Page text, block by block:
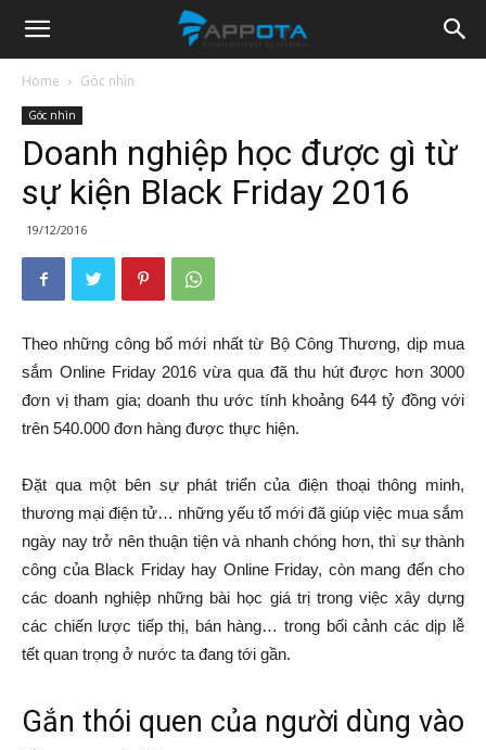
Appota
News
Home Góc nhìn
Góc nhìn
Doanh nghiệp học được gì từ
sự kiện Black Friday 2016
19/12/2016
Theo những công bố mới nhất từ Bộ Công Thương, dịp mua
sắm Online Friday 2016 vừa qua đã thu hút được hơn 3000
đơn vị tham gia; doanh thu ước tính khoảng 644 tỷ đồng với
trên 540.000 đơn hàng được thực hiện.
Đặt qua một bên sự phát triển của điện thoại thông minh,
thương mại điện tử… những yếu tố mới đã giúp việc mua sắm
ngày nay trở nên thuận tiện và nhanh chóng hơn, thì sự thành
công của Black Friday hay Online Friday, còn mang đến cho
các doanh nghiệp những bài học giá trị trong việc xây dựng
các chiến lược tiếp thị, bán hàng… trong bối cảnh các dịp lễ
tết quan trọng ở nước ta đang tới gần.
Gắn thói quen của người dùng vào